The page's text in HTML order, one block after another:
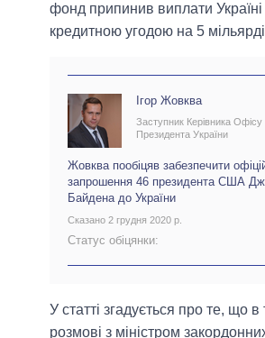
фонд припинив виплати Україні
кредитною угодою на 5
Ігор Жовква
Заступник Керівника Офісу
Президента України
Жовква пообіцяв забезпечити
запрошення 46 президента США
Байдена до України
Сказано 2 грудня 2020 р.
Статус обіцянки:
У статті згадується про те, що
розмові з міністром